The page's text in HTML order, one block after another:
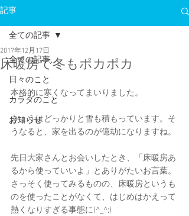
記事
全ての記事
日々のこと
カラダのこと
お知らせ
全ての記事
床暖房で冬もポカポカ
2017年12月17日
本格的に寒くなってまいりました。
きょうはどっかりと雪も積もっています。そ
うなると、家を出るのが億劫になりますね。
先日大家さんとお会いしたとき、「床暖房あ
るから使っていいよ」とありがたいお言葉。
さっそく使ってみるものの、床暖房というも
のを使ったことがなくて、はじめはかえって
熱くなりすぎる事態に(^_^;)